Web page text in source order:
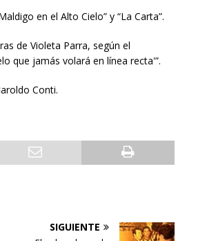
en el Alto Cielo” y “La Carta”.
de Violeta Parra, según el
que jamás volará en línea recta'”.
Conti.
SIGUIENTE